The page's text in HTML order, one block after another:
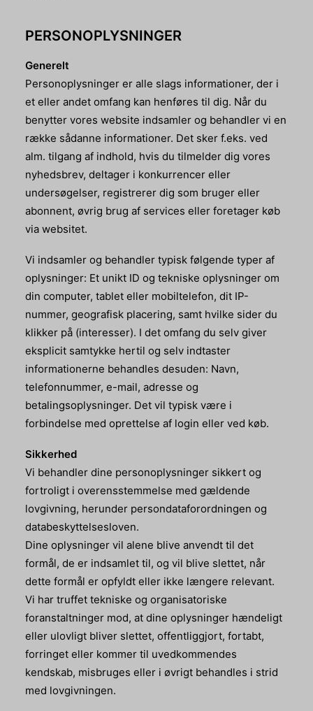
PERSONOPLYSNINGER
Generelt
Personoplysninger er alle slags informationer, der i
et eller andet omfang kan henføres til dig. Når du
benytter vores website indsamler og behandler vi en
række sådanne informationer. Det sker f.eks. ved
alm. tilgang af indhold, hvis du tilmelder dig vores
nyhedsbrev, deltager i konkurrencer eller
undersøgelser, registrerer dig som bruger eller
abonnent, øvrig brug af services eller foretager køb
via websitet.
Vi indsamler og behandler typisk følgende typer af
oplysninger: Et unikt ID og tekniske oplysninger om
din computer, tablet eller mobiltelefon, dit IP-
nummer, geografisk placering, samt hvilke sider du
klikker på (interesser). I det omfang du selv giver
eksplicit samtykke hertil og selv indtaster
informationerne behandles desuden: Navn,
telefonnummer, e-mail, adresse og
betalingsoplysninger. Det vil typisk være i
forbindelse med oprettelse af login eller ved køb.
Sikkerhed
Vi behandler dine personoplysninger sikkert og
fortroligt i overensstemmelse med gældende
lovgivning, herunder persondataforordningen og
databeskyttelsesloven.
Dine oplysninger vil alene blive anvendt til det
formål, de er indsamlet til, og vil blive slettet, når
dette formål er opfyldt eller ikke længere relevant.
Vi har truffet tekniske og organisatoriske
foranstaltninger mod, at dine oplysninger hændeligt
eller ulovligt bliver slettet, offentliggjort, fortabt,
forringet eller kommer til uvedkommendes
kendskab, misbruges eller i øvrigt behandles i strid
med lovgivningen.